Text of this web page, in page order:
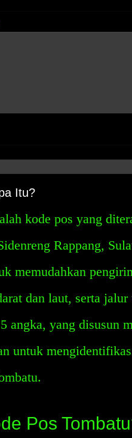
Itu?
kode pos yang
Rappang,
memudahkan
dan laut, serta
angka, yang disusun
untuk
Pos